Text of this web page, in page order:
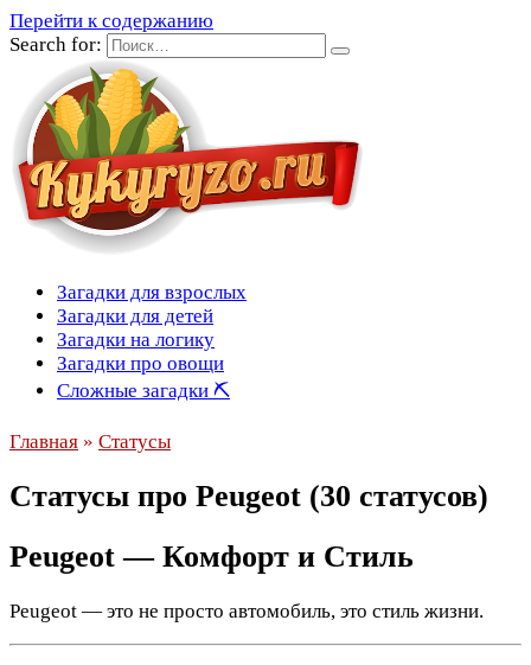
Перейти к содержанию
Search for:
Загадки для взрослых
Загадки для детей
Загадки на логику
Загадки про овощи
Сложные загадки ⛏
Главная » Статусы
Статусы про Peugeot (30 статусов)
Peugeot — Комфорт и Стиль
Peugeot — это не просто автомобиль, это стиль жизни.